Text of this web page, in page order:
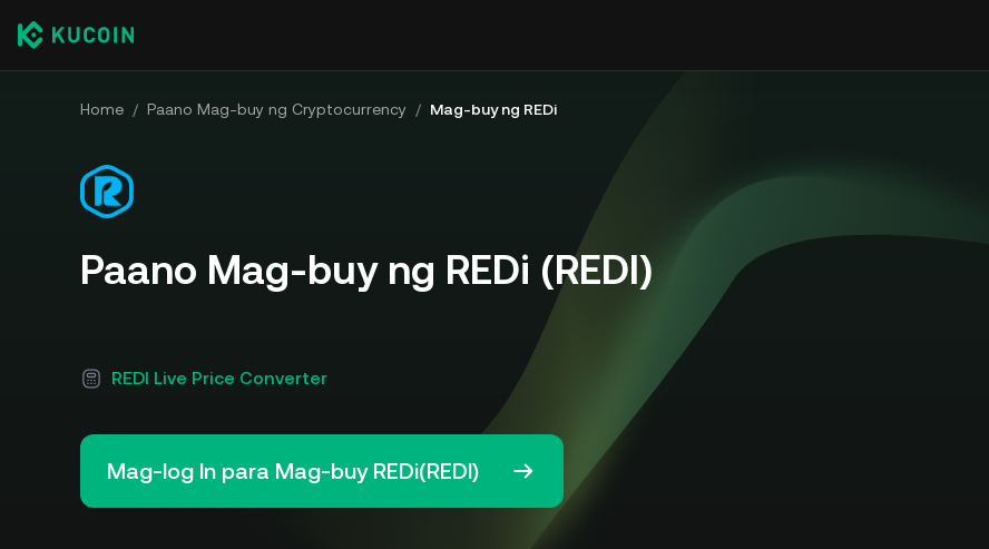
Home / Paano Mag-buy ng Cryptocurrency / Mag-buy ng REDi
Paano Mag-buy ng REDi (REDI)
REDI Live Price Converter
Mag-log In para Mag-buy REDi(REDI)